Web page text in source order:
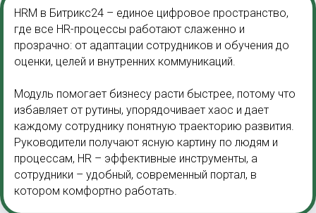
HRM в Битрикс24 – единое цифровое пространство,
где все HR-процессы работают слаженно и
прозрачно: от адаптации сотрудников и обучения до
оценки, целей и внутренних коммуникаций.
Модуль помогает бизнесу расти быстрее, потому что
избавляет от рутины, упорядочивает хаос и дает
каждому сотруднику понятную траекторию развития.
Руководители получают ясную картину по людям и
процессам, HR – эффективные инструменты, а
сотрудники – удобный, современный портал, в
котором комфортно работать.